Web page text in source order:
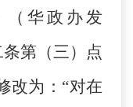
（华政办发
第（三）点
改为： “对在